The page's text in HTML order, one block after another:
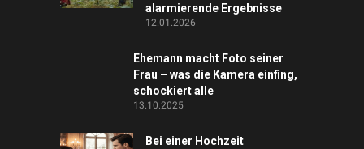
alarmierende Ergebnisse
12.01.2026
Ehemann macht Foto seiner
Frau – was die Kamera einfing,
schockiert alle
13.10.2025
Bei einer Hochzeit